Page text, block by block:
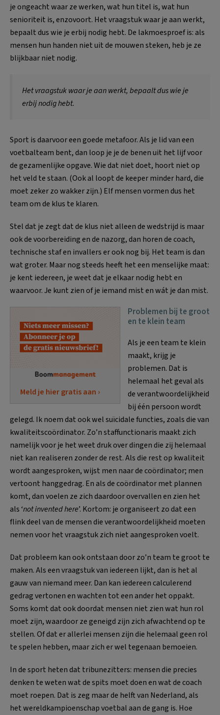
je ongeacht waar ze werken, wat hun titel is, wat hun
senioriteit is, enzovoort. Het vraagstuk waar je aan werkt,
bepaalt dus wie je erbij nodig hebt. De lakmoesproef is: als
mensen hun handen niet uit de mouwen steken, heb je ze
blijkbaar niet nodig.
Het vraagstuk waar je aan werkt, bepaalt dus wie je
erbij nodig hebt.
Sport is daarvoor een goede metafoor. Als je lid van een
voetbalteam bent, dan loop je je de benen uit het lijf voor
de gezamenlijke opgave. Wie dat niet doet, hoort niet op
het veld te staan. (Ook al loopt de keeper minder hard, die
moet zeker zo wakker zijn.) Elf mensen vormen dus het
team om de klus te klaren.
Stel dat je zegt dat de klus niet alleen de wedstrijd is maar
ook de voorbereiding en de nazorg, dan horen de coach,
technische staf en invallers er ook nog bij. Het team is dan
wat groter. Maar nog steeds heeft het een menselijke maat:
je kent iedereen, je weet dat je elkaar nodig hebt en
waarvoor. Je kunt zien of je iemand mist en wát je dan mist.
Meld je hier gratis aan ›
Problemen bij te groot
en te klein team
Als je een team te klein
maakt, krijg je
problemen. Dat is
helemaal het geval als
de verantwoordelijkheid
bij één persoon wordt
gelegd. Ik noem dat ook wel suïcidale functies, zoals die van
kwaliteitscoördinator. Zo’n staffunctionaris maakt zich
namelijk voor je het weet druk over dingen die zij helemaal
niet kan realiseren zonder de rest. Als die rest op kwaliteit
wordt aangesproken, wijst men naar de coördinator; men
vertoont hanggedrag. En als de coördinator met plannen
komt, dan voelen ze zich daardoor overvallen en zien het
als ‘not invented here’. Kortom: je organiseert zo dat een
flink deel van de mensen die verantwoordelijkheid moeten
nemen voor het vraagstuk zich niet aangesproken voelt.
Dat probleem kan ook ontstaan door zo’n team te groot te
maken. Als een vraagstuk van iedereen lijkt, dan is het al
gauw van niemand meer. Dan kan iedereen calculerend
gedrag vertonen en wachten tot een ander het oppakt.
Soms komt dat ook doordat mensen niet zien wat hun rol
moet zijn, waardoor ze geneigd zijn zich afwachtend op te
stellen. Of dat er allerlei mensen zijn die helemaal geen rol
te spelen hebben, maar zich er wel tegenaan bemoeien.
In de sport heten dat tribunezitters: mensen die precies
denken te weten wat de spits moet doen en wat de coach
moet roepen. Dat is zeg maar de helft van Nederland, als
het wereldkampioenschap voetbal aan de gang is. Hoe